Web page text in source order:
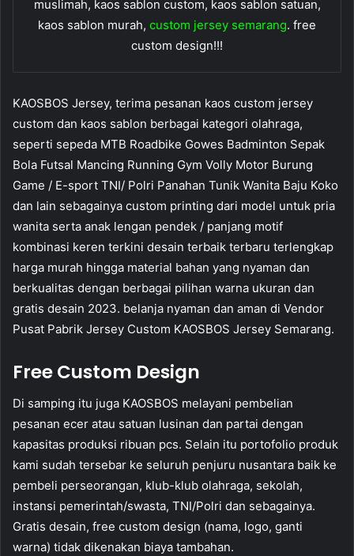
muslimah, kaos sablon custom, kaos sablon satuan,
kaos sablon murah, custom jersey semarang. free
custom design!!!
KAOSBOS Jersey, terima pesanan kaos custom jersey
custom dan kaos sablon berbagai kategori olahraga,
seperti sepeda MTB Roadbike Gowes Badminton Sepak
Bola Futsal Mancing Running Gym Volly Motor Burung
Game / E-sport TNI/ Polri Panahan Tunik Wanita Baju Koko
dan lain sebagainya custom printing dari model untuk pria
wanita serta anak lengan pendek / panjang motif
kombinasi keren terkini desain terbaik terbaru terlengkap
harga murah hingga material bahan yang nyaman dan
berkualitas dengan berbagai pilihan warna ukuran dan
gratis desain 2023. belanja nyaman dan aman di Vendor
Pusat Pabrik Jersey Custom KAOSBOS Jersey Semarang.
Free Custom Design
Di samping itu juga KAOSBOS melayani pembelian
pesanan ecer atau satuan lusinan dan partai dengan
kapasitas produksi ribuan pcs. Selain itu portofolio produk
kami sudah tersebar ke seluruh penjuru nusantara baik ke
pembeli perseorangan, klub-klub olahraga, sekolah,
instansi pemerintah/swasta, TNI/Polri dan sebagainya.
Gratis desain, free custom design (nama, logo, ganti
warna) tidak dikenakan biaya tambahan.